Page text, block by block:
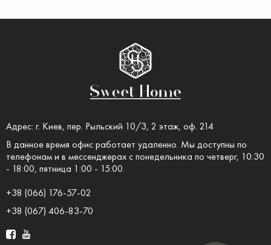
Адрес: г. Киев, пер. Рыльский 10/3, 2 этаж, оф. 214
В данное время офис работает удаленно. Мы доступны по
телефонам и в мессенджерах с понедельника по четверг, 10:30
- 18:00, пятница 1:00 - 15:00.
+38 (066) 176-57-02
+38 (067) 406-83-70